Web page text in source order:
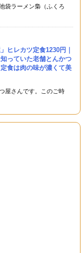
袋ラーメン梟（ふくろ
ヒレカツ定食1230円｜
っていた老舗とんかつ
食は肉の味が濃くて美
屋さんです。このご時